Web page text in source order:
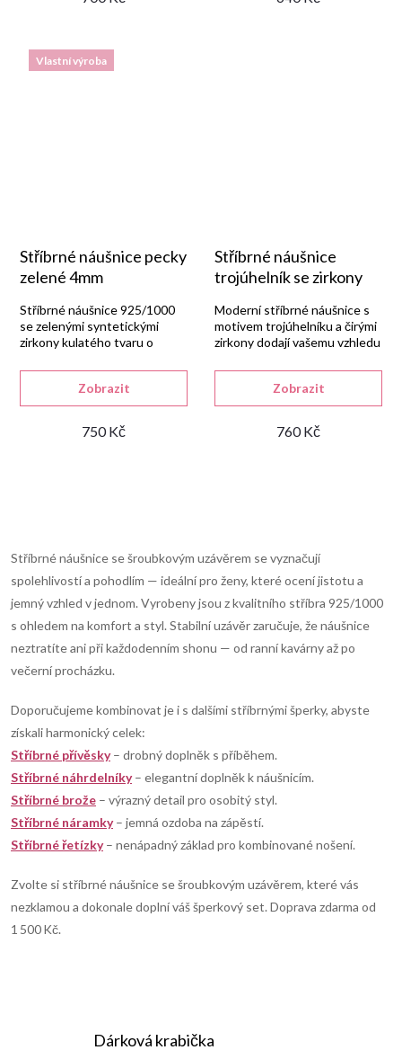
Vlastní výroba
Stříbrné náušnice pecky
zelené 4mm
750 Kč
Zobrazit
Stříbrné náušnice 925/1000
se zelenými syntetickými
zirkony kulatého tvaru o
Stříbrné náušnice
trojúhelník se zirkony
760 Kč
Zobrazit
Moderní stříbrné náušnice s
motivem trojúhelníku a čirými
zirkony dodají vašemu vzhledu
v
l
á
d
a
c
í
p
r
v
k
Stříbrné náušnice se šroubkovým uzávěrem se vyznačují
spolehlivostí a pohodlím — ideální pro ženy, které ocení jistotu a
jemný vzhled v jednom. Vyrobeny jsou z kvalitního stříbra 925/1000
s ohledem na komfort a styl. Stabilní uzávěr zaručuje, že náušnice
neztratíte ani při každodenním shonu — od ranní kavárny až po
večerní procházku.
Doporučujeme kombinovat je i s dalšími stříbrnými šperky, abyste
získali harmonický celek:
Stříbrné přívěsky– drobný doplněk s příběhem.
Stříbrné náhrdelníky– elegantní doplněk k náušnicím.
Stříbrné brože – výrazný detail pro osobitý styl.
Stříbrné náramky– jemná ozdoba na zápěstí.
Stříbrné řetízky– nenápadný základ pro kombinované nošení.
Zvolte si stříbrné náušnice se šroubkovým uzávěrem, které vás
nezklamou a dokonale doplní váš šperkový set. Doprava zdarma od
1 500 Kč.
Dárková krabička